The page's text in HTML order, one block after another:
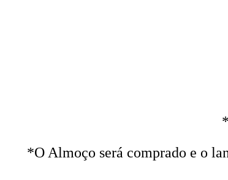
*O Almoço será comprado e o